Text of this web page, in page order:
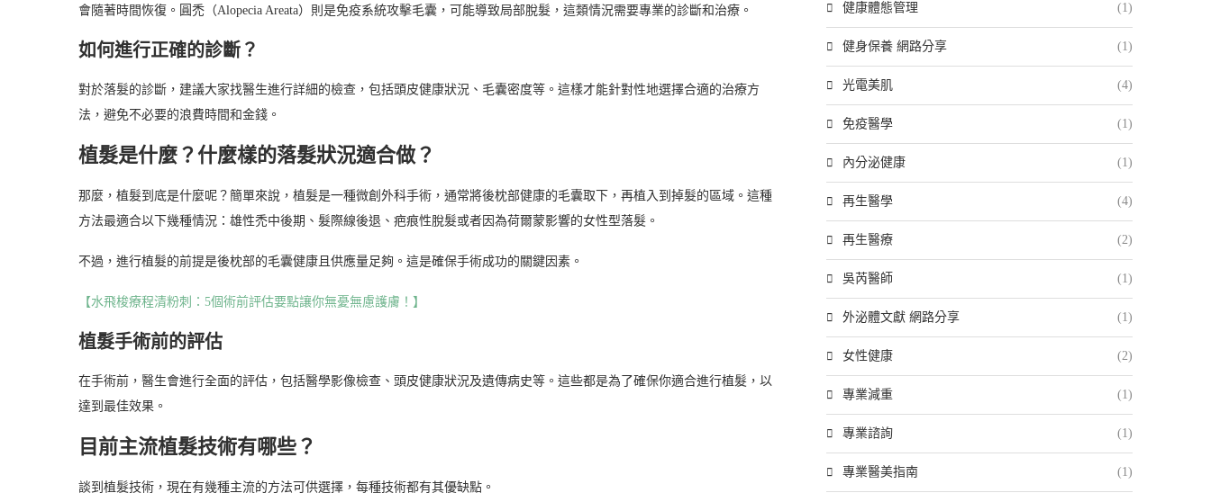
會隨著時間恢復。圓禿（Alopecia Areata）則是免疫系統攻擊毛囊，可能導致局部脫髮，這類情況需要專業的診斷和治療。
如何進行正確的診斷？
對於落髮的診斷，建議大家找醫生進行詳細的檢查，包括頭皮健康狀況、毛囊密度等。這樣才能針對性地選擇合適的治療方
法，避免不必要的浪費時間和金錢。
植髮是什麼？什麼樣的落髮狀況適合做？
那麼，植髮到底是什麼呢？簡單來說，植髮是一種微創外科手術，通常將後枕部健康的毛囊取下，再植入到掉髮的區域。這種
方法最適合以下幾種情況：雄性禿中後期、髮際線後退、疤痕性脫髮或者因為荷爾蒙影響的女性型落髮。
不過，進行植髮的前提是後枕部的毛囊健康且供應量足夠。這是確保手術成功的關鍵因素。
【水飛梭療程清粉刺：5個術前評估要點讓你無憂無慮護膚！】
植髮手術前的評估
在手術前，醫生會進行全面的評估，包括醫學影像檢查、頭皮健康狀況及遺傳病史等。這些都是為了確保你適合進行植髮，以
達到最佳效果。
目前主流植髮技術有哪些？
談到植髮技術，現在有幾種主流的方法可供選擇，每種技術都有其優缺點。
健康體態管理 (1)
健身保養 網路分享 (1)
光電美肌 (4)
免疫醫學 (1)
內分泌健康 (1)
再生醫學 (4)
再生醫療 (2)
吳芮醫師 (1)
外泌體文獻 網路分享 (1)
女性健康 (2)
專業減重 (1)
專業諮詢 (1)
專業醫美指南 (1)